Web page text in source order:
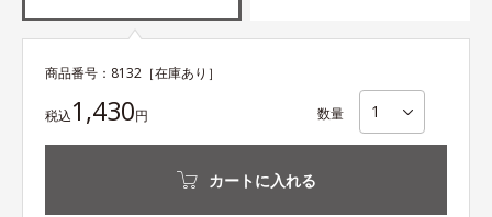
商品番号： 8132 ［在庫あり］
税込1,430円 数量
カートに入れる